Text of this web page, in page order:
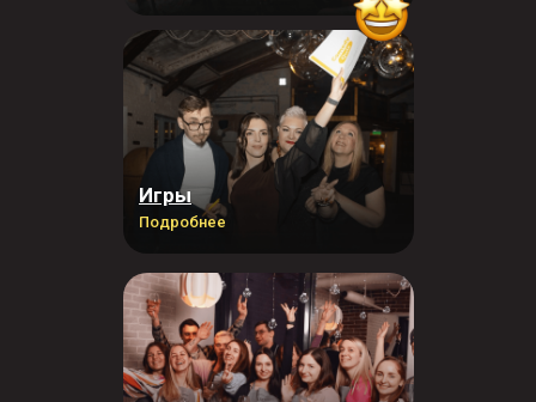
Подробнее
Игры